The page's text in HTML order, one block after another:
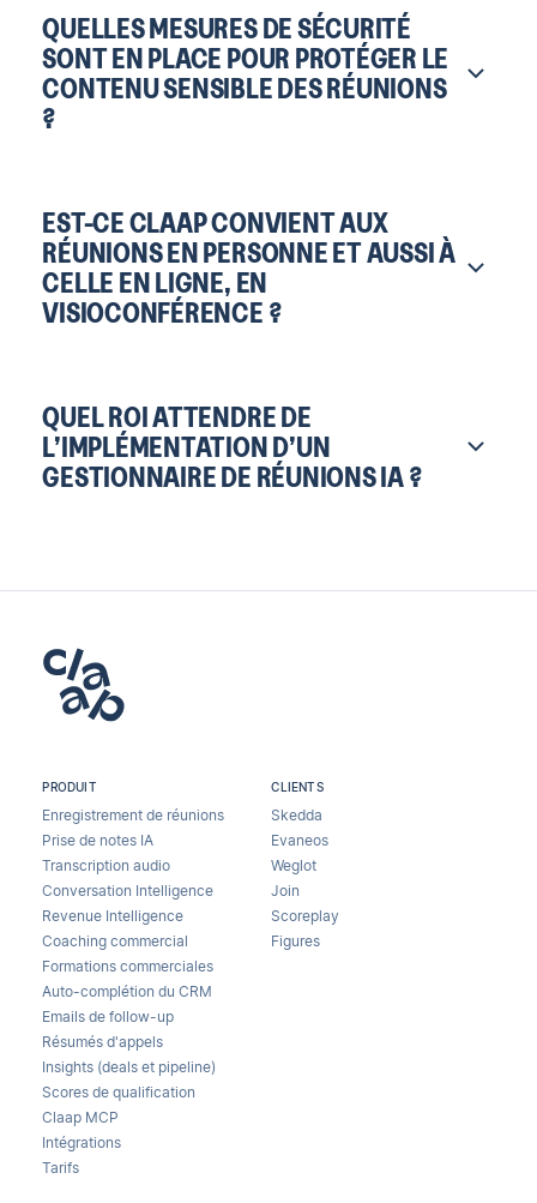
QUELLES MESURES DE SÉCURITÉ
SONT EN PLACE POUR PROTÉGER LE
CONTENU SENSIBLE DES RÉUNIONS
?
EST-CE CLAAP CONVIENT AUX
RÉUNIONS EN PERSONNE ET AUSSI À
CELLE EN LIGNE, EN
VISIOCONFÉRENCE ?
QUEL ROI ATTENDRE DE
L’IMPLÉMENTATION D’UN
GESTIONNAIRE DE RÉUNIONS IA ?
PRODUIT
Enregistrement de réunions
Prise de notes IA
Transcription audio
Conversation Intelligence
Revenue Intelligence
Coaching commercial
Formations commerciales
Auto-complétion du CRM
Emails de follow-up
Résumés d'appels
Insights (deals et pipeline)
Scores de qualification
Claap MCP
Intégrations
Tarifs
CLIENTS
Skedda
Evaneos
Weglot
Join
Scoreplay
Figures